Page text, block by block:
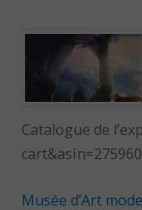
Catalogue de
Musée d’Art